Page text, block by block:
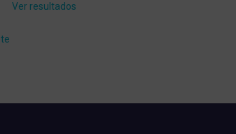
Ver resultados